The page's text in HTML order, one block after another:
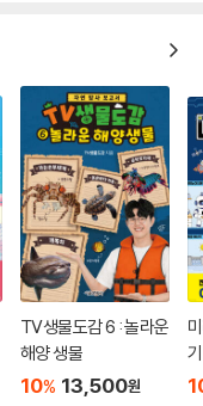
TV생물도감 6 : 놀라운
해양 생물
10% 13,500원